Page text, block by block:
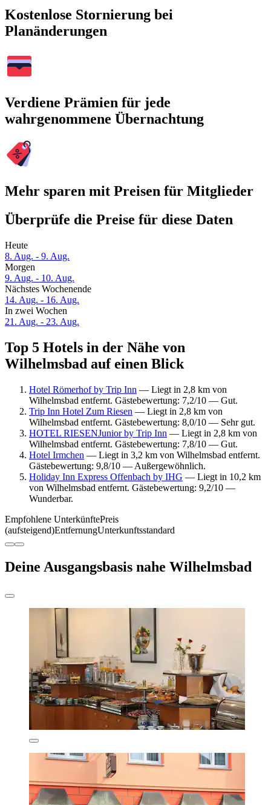
Kostenlose Stornierung bei
Planänderungen
Verdiene Prämien für jede
wahrgenommene Übernachtung
Mehr sparen mit Preisen für Mitglieder
Überprüfe die Preise für diese Daten
Heute
8. Aug. - 9. Aug.
Morgen
9. Aug. - 10. Aug.
Nächstes Wochenende
14. Aug. - 16. Aug.
In zwei Wochen
21. Aug. - 23. Aug.
Top 5 Hotels in der Nähe von
Wilhelmsbad auf einen Blick
Hotel Römerhof by Trip Inn — Liegt in 2,8 km von
Wilhelmsbad entfernt. Gästebewertung: 7,2/10 — Gut.
Trip Inn Hotel Zum Riesen — Liegt in 2,8 km von
Wilhelmsbad entfernt. Gästebewertung: 8,0/10 — Sehr gut.
HOTEL RIESENJunior by Trip Inn — Liegt in 2,8 km von
Wilhelmsbad entfernt. Gästebewertung: 7,8/10 — Gut.
Hotel Irmchen — Liegt in 3,2 km von Wilhelmsbad entfernt.
Gästebewertung: 9,8/10 — Außergewöhnlich.
Holiday Inn Express Offenbach by IHG — Liegt in 10,2 km
von Wilhelmsbad entfernt. Gästebewertung: 9,2/10 —
Wunderbar.
Empfohlene UnterkünftePreis
(aufsteigend)EntfernungUnterkunftsstandard
Deine Ausgangsbasis nahe Wilhelmsbad